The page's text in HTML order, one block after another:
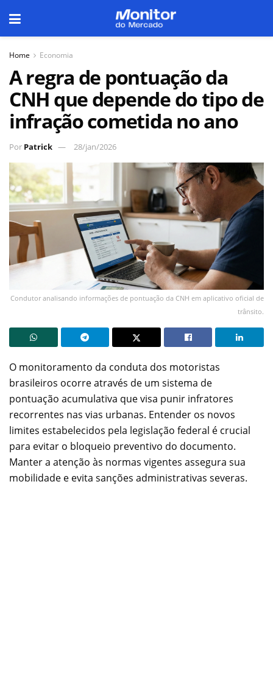
Home Economia
A regra de pontuação da
CNH que depende do tipo de
infração cometida no ano
Por Patrick 28/jan/2026
Condutor analisando informações de pontuação da CNH em aplicativo oficial de
trânsito.
O monitoramento da conduta dos motoristas
brasileiros ocorre através de um sistema de
pontuação acumulativa que visa punir infratores
recorrentes nas vias urbanas. Entender os novos
limites estabelecidos pela legislação federal é crucial
para evitar o bloqueio preventivo do documento.
Manter a atenção às normas vigentes assegura sua
mobilidade e evita sanções administrativas severas.